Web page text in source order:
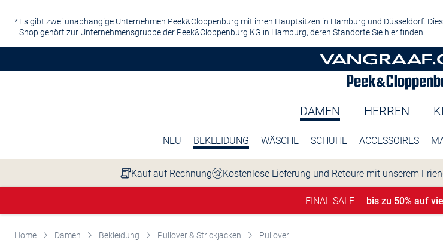
Es gibt zwei unabhängige Unternehmen Peek&Cloppenburg mit ihren Hauptsitzen in Hamburg und Düsseldorf.
Shop gehört zur Unternehmensgruppe der Peek&Cloppenburg KG in Hamburg, deren Standorte Sie hierfinden.
DAMEN HERREN
NEU BEKLEIDUNG WÄSCHE SCHUHE ACCESSOIRES
Kauf auf Rechnung Kostenlose Lieferung und Retoure mit unserem
FINAL SALE bis zu 50% auf
Home Damen Bekleidung Pullover & Strickjacken Pullover